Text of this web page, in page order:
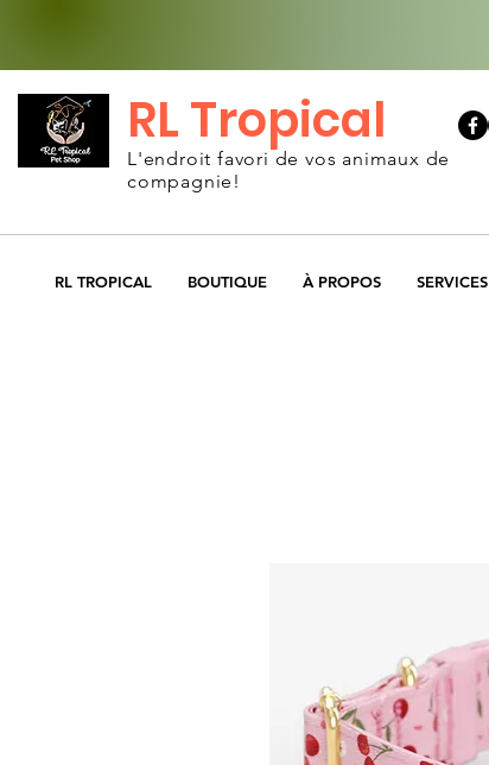
RL Tropical
L'endroit favori de vos animaux de
compagnie!
RL TROPICAL BOUTIQUE À PROPOS SERVICES